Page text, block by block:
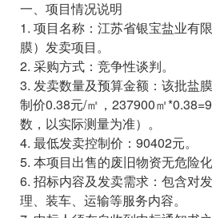
一、项目情况说明
1. 项目名称：江苏省银宝盐业有
膜）发卖项目。
2. 采购方式：竞争性谈判。
3. 发卖数量及预算金额：该批盐
制价0.38元/㎡，237900㎡
数，以实际测量为准）。
4. 最低发卖控制价：90402元。
5. 本项目出售的废旧物资无危险
6. 招标内容及发卖需求：包含对
理、装车、运输等服务内容。